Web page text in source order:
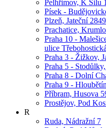
Pelhřimov, K Silu
Písek -
Plzeň, Jateční
Prachatice,
Praha 10 -
ulice
Praha 3 - Žižkov,
Praha 5 -
Praha 8 - Dolní
Praha 9 -
Příbram, Husova
Prostějov, Pod
R
Ruda, Nádražní 7